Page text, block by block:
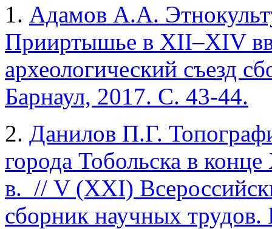
1. Адамов А.А.
Прииртышье в XII–XIV
археологический съезд
Барнаул, 2017. С. 43-44.
2. Данилов П.Г.
города Тобольска в
в. // V (XXI)
сборник научных